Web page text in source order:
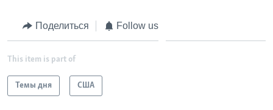
Поделиться Follow us
This item is part of
Темы дня США